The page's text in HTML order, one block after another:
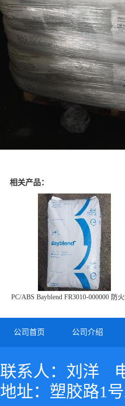
相关产品：
PC/ABS Bayblend FR3010-000000 防
公司首页 公司介绍
联系人：刘洋
地址：塑胶路1